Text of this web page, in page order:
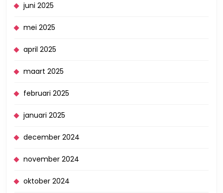
juni 2025
mei 2025
april 2025
maart 2025
februari 2025
januari 2025
december 2024
november 2024
oktober 2024